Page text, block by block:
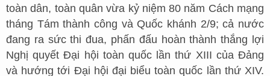
toàn dân, toàn quân vừa kỷ niệm 80 năm Cách mạng
tháng Tám thành công và Quốc khánh 2/9; cả nước
đang ra sức thi đua, phấn đấu hoàn thành thắng lợi
Nghị quyết Đại hội toàn quốc lần thứ XIII của Đảng
và hướng tới Đại hội đại biểu toàn quốc lần thứ XIV.